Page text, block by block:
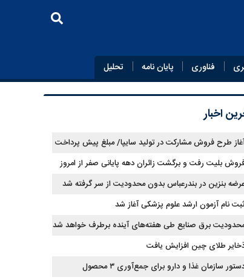
فناوری پایان‌ نامه تحلیل
اخبار
طرح فروش مشارکت در تولید سایپا/ مبلغ پیش پرداخت
شدبلیت رفت و برگشت زائران دهه پایانی صفر از امروز
شدبنزین در بندرعباس بدون محدودیت از سر گرفته شد
ثبت نام آزمون ارشد علوم پزشکی آغاز شد
برق صنایع طی هفته‌های آینده برطرف خواهد شد
طلای چین افزایش یافت
دستور سازمان غذا و دارو برای جمع‌آوری ۳ محصول